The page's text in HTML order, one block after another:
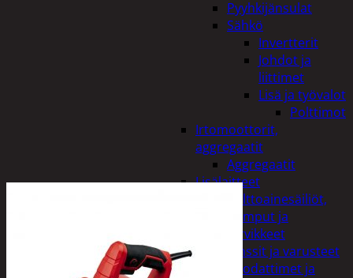
Pyyhkijänsulat
Sähkö
Invertterit
Johdot ja
liittimet
Lisä ja työvalot
Polttimot
Irtomoottorit,
aggregaatit
Aggregaatit
Lisälaitteet
Polttoainesäiliöt,
pumput ja
tarvikkeet
Vinssit ja varusteet
Öljyt, suodattimet ja